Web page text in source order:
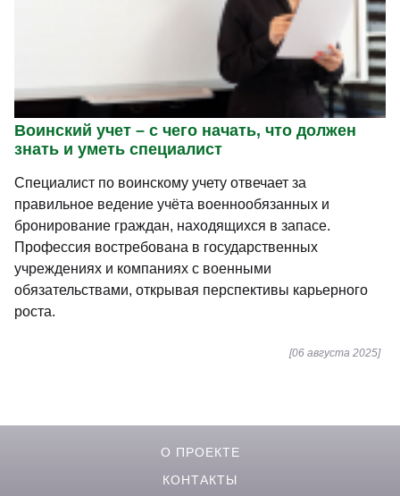
Воинский учет – с чего начать, что должен
знать и уметь специалист
Специалист по воинскому учету отвечает за
правильное ведение учёта военнообязанных и
бронирование граждан, находящихся в запасе.
Профессия востребована в государственных
учреждениях и компаниях с военными
обязательствами, открывая перспективы карьерного
роста.
[06 августа 2025]
О ПРОЕКТЕ
КОНТАКТЫ